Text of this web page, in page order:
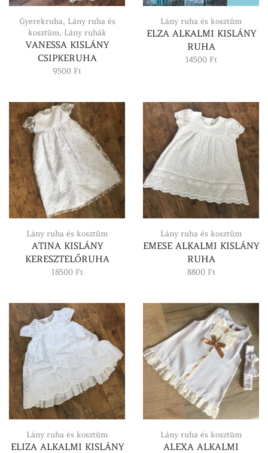
Gyerekruha, Lány ruha és
kosztüm, Lány ruhák
VANESSA KISLÁNY
CSIPKERUHA
9500 Ft
Lány ruha és kosztüm
ELZA ALKALMI KISLÁNY
RUHA
14500 Ft
Lány ruha és kosztüm
ATINA KISLÁNY
KERESZTELŐRUHA
18500 Ft
Lány ruha és kosztüm
EMESE ALKALMI KISLÁNY
RUHA
8800 Ft
Lány ruha és kosztüm
ELIZA ALKALMI KISLÁNY
Lány ruha és kosztüm
ALEXA ALKALMI